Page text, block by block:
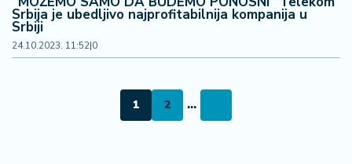
Srbija je ubedljivo najprofitabilnija kompanija u
Srbiji
24.10.2023. 11:52|0
1 2 ...